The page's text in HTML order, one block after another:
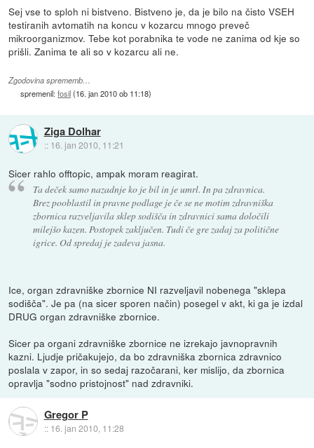
Sej vse to sploh ni bistveno. Bistveno je, da je bilo na čisto VSEH
testiranih avtomatih na koncu v kozarcu mnogo preveč
mikroorganizmov. Tebe kot porabnika te vode ne zanima od kje so
prišli. Zanima te ali so v kozarcu ali ne.
Zgodovina sprememb…
spremenil:fosil(16. jan 2010 ob 11:18)
Ziga Dolhar
:: 16. jan 2010, 11:21
Sicer rahlo offtopic, ampak moram reagirat.
Ta deček samo nazadnje ko je bil in je umrl. In pa zdravnica.
Brez pooblastil in pravne podlage je če se ne motim zdravniška
zbornica razveljavila sklep sodišča in zdravnici sama določili
milejšo kazen. Postopek zaključen. Tudi če gre zadaj za politične
igrice. Od spredaj je zadeva jasna.
Ice, organ zdravniške zbornice NI razveljavil nobenega "sklepa
sodišča". Je pa (na sicer sporen način) posegel v akt, ki ga je izdal
DRUG organ zdravniške zbornice.
Sicer pa organi zdravniške zbornice ne izrekajo javnopravnih
kazni. Ljudje pričakujejo, da bo zdravniška zbornica zdravnico
poslala v zapor, in so sedaj razočarani, ker mislijo, da zbornica
opravlja "sodno pristojnost" nad zdravniki.
Gregor P
:: 16. jan 2010, 11:28